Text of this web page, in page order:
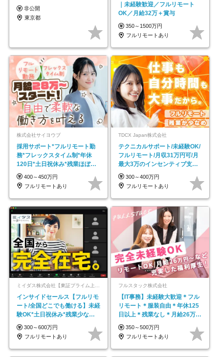
非公開
東京都
｜未経験歓迎／フルリモート
OK／月給32万＋賞与
350～1500万円
フルリモートあり
株式会社サイヨウブ
採用サポート*フルリモート勤
務*フレックスタイム制*年休
120日*土日祝休み*残業ほぼな
し*育児中社員8割以上
400～450万円
フルリモートあり
TDCX Japan株式会社
テクニカルサポート/未経験OK/
フルリモート/月収31万円可/月
最大3万のインセンティブ支給/
平均年齢33歳
300～400万円
フルリモートあり
ミイダス株式会社【東証プライム上場パーソルグループ】
インサイドセールス【フルリモ
ート/全国どこでも働ける】未経
験OK*土日祝休み*残業少なめ*
在宅勤務手当あり
300～600万円
フルリモートあり
フルスタック株式会社
【IT事務】未経験大歓迎＊フル
リモート＊服装自由＊年休125
日以上＊残業なし＊月給26万円
以上
350～500万円
フルリモートあり